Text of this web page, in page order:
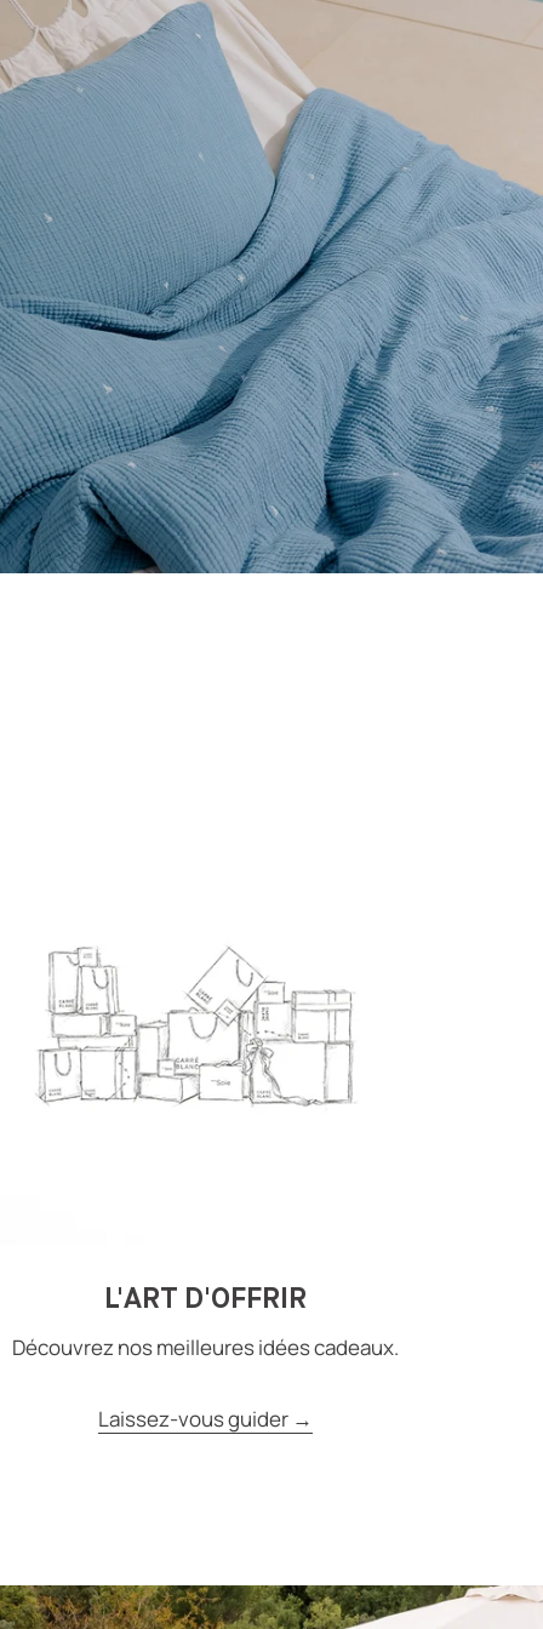
L'ART D'OFFRIR
Découvrez nos meilleures idées cadeaux.
Laissez-vous guider →